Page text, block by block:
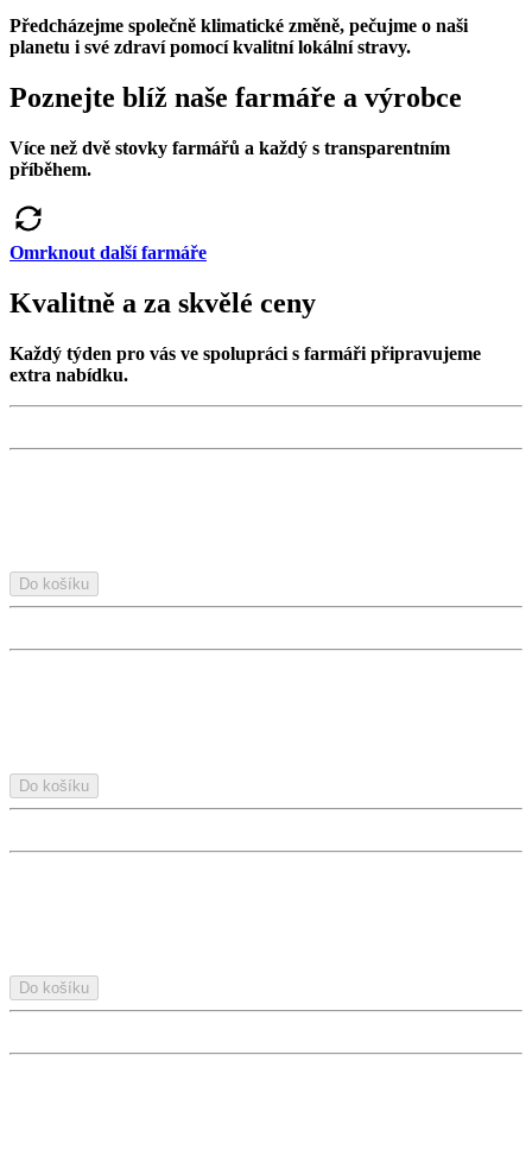
Předcházejme společně klimatické změně, pečujme o naši
planetu i své zdraví pomocí kvalitní lokální stravy.
Poznejte blíž naše farmáře a výrobce
Více než dvě stovky farmářů a každý s transparentním
příběhem.
Omrknout další farmáře
Kvalitně a za skvělé ceny
Každý týden pro vás ve spolupráci s farmáři připravujeme
extra nabídku.
Do košíku
Do košíku
Do košíku